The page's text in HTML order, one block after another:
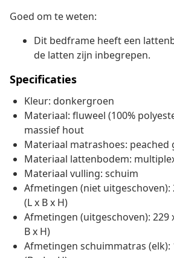
Goed om te weten:
Dit bedframe heeft een
de latten zijn inbegrepen.
Specificaties
Kleur: donkergroen
Materiaal: fluweel (100%
massief hout
Materiaal matrashoes: peached
Materiaal lattenbodem:
Materiaal vulling: schuim
Afmetingen (niet uitgeschoven):
(L x B x H)
Afmetingen (uitgeschoven): 229
B x H)
Afmetingen schuimmatras (elk):